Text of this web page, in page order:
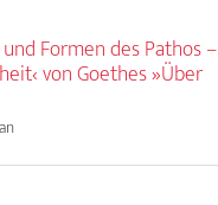
Formen des Pathos –
von Goethes »Über